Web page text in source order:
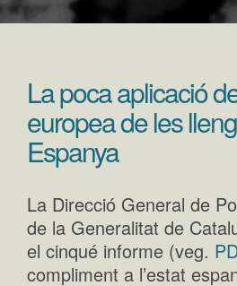
La poca aplicació
europea de les
Espanya
La Direcció General de
de la Generalitat de
el cinqué informe (veg.
compliment a l’estat